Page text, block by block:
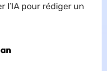
l’IA pour rédiger un